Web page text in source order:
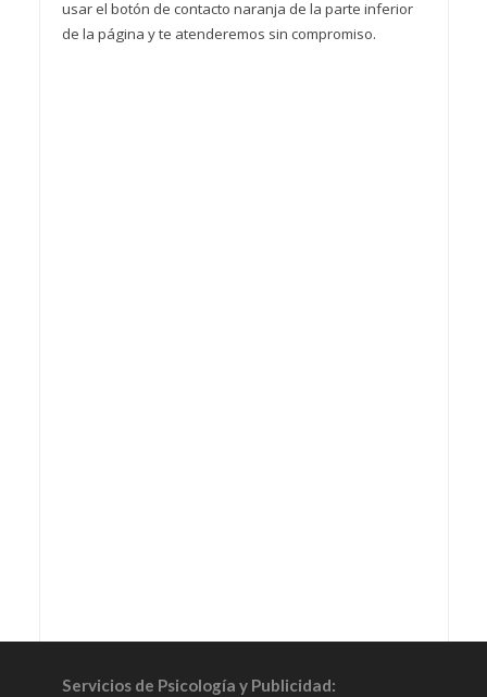
usar el botón de contacto naranja de la parte inferior
de la página y te atenderemos sin compromiso.
Servicios de Psicología y Publicidad: